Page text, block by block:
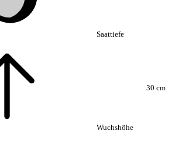
Saattiefe
Wuchshöhe
30 cm